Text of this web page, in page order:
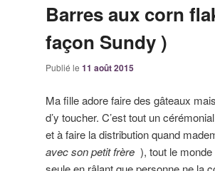
Barres aux corn
façon Sundy )
Publié le 11 août 2015
Ma fille adore faire des gâteaux
d’y toucher. C’est tout un
et à faire la distribution quand
avec son petit frère ), tout le